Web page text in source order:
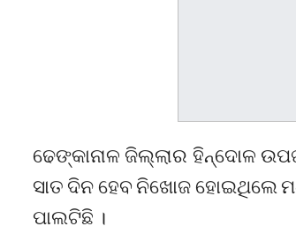
ଢେଙ୍କାନାଳ ଜିଲ୍ଲାର ହିନ୍ଦୋଳ
ସାତ ଦିନ ହେବ ନିଖୋଜ ହୋଇଥିଲେ
ପାଲଟିଛି ।